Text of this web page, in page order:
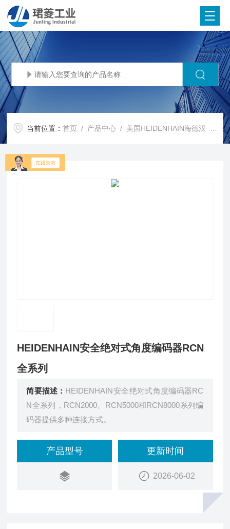
当前位置：首页 / 产品中心 / 美国HEIDENHAIN海德汉
HEIDENHAIN安全绝对式角度编码器RCN
全系列
简要描述： HEIDENHAIN安全绝对式角度编码器RC
N全系列，RCN2000、RCN5000和RCN8000系列编
码器提供多种连接方式。
产品型号 更新时间
2026-06-02